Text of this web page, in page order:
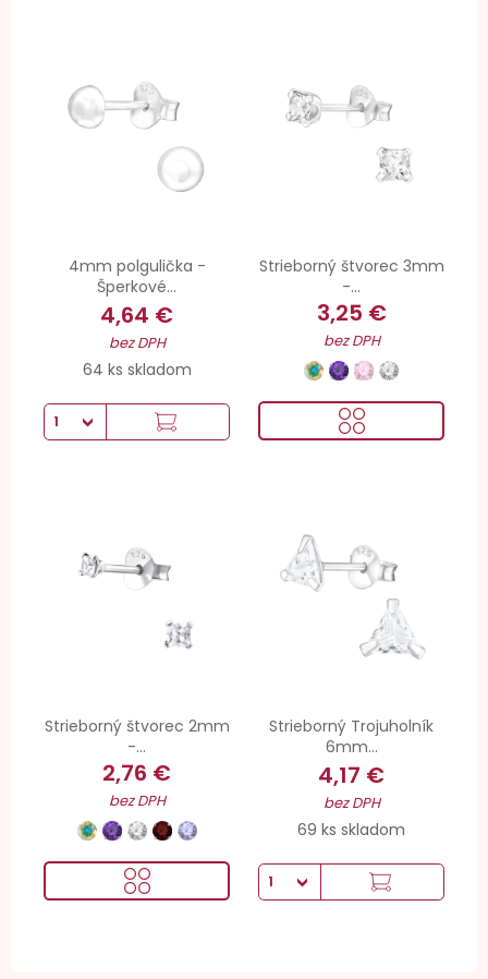
4mm polgulička -
Šperkové...
4,64 €
bez DPH
64 ks skladom
Strieborný štvorec 3mm
-...
3,25 €
bez DPH
Strieborný štvorec 2mm
-...
2,76 €
bez DPH
Strieborný Trojuholník
6mm...
4,17 €
bez DPH
69 ks skladom